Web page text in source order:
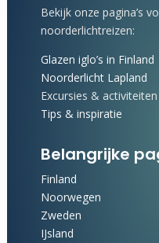
Bekijk onze pagina’s
noorderlichtreizen:
Glazen iglo’s in Finland
Noorderlicht Lapland
Excursies & activiteiten
Tips & inspiratie
Belangrijke
Finland
Noorwegen
Zweden
IJsland